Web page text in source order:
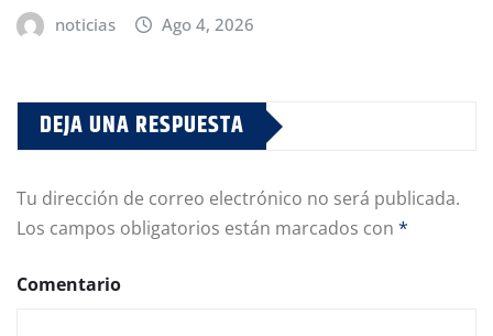
noticias Ago 4, 2026
DEJA UNA RESPUESTA
Tu dirección de correo electrónico no será publicada.
Los campos obligatorios están marcados con *
Comentario